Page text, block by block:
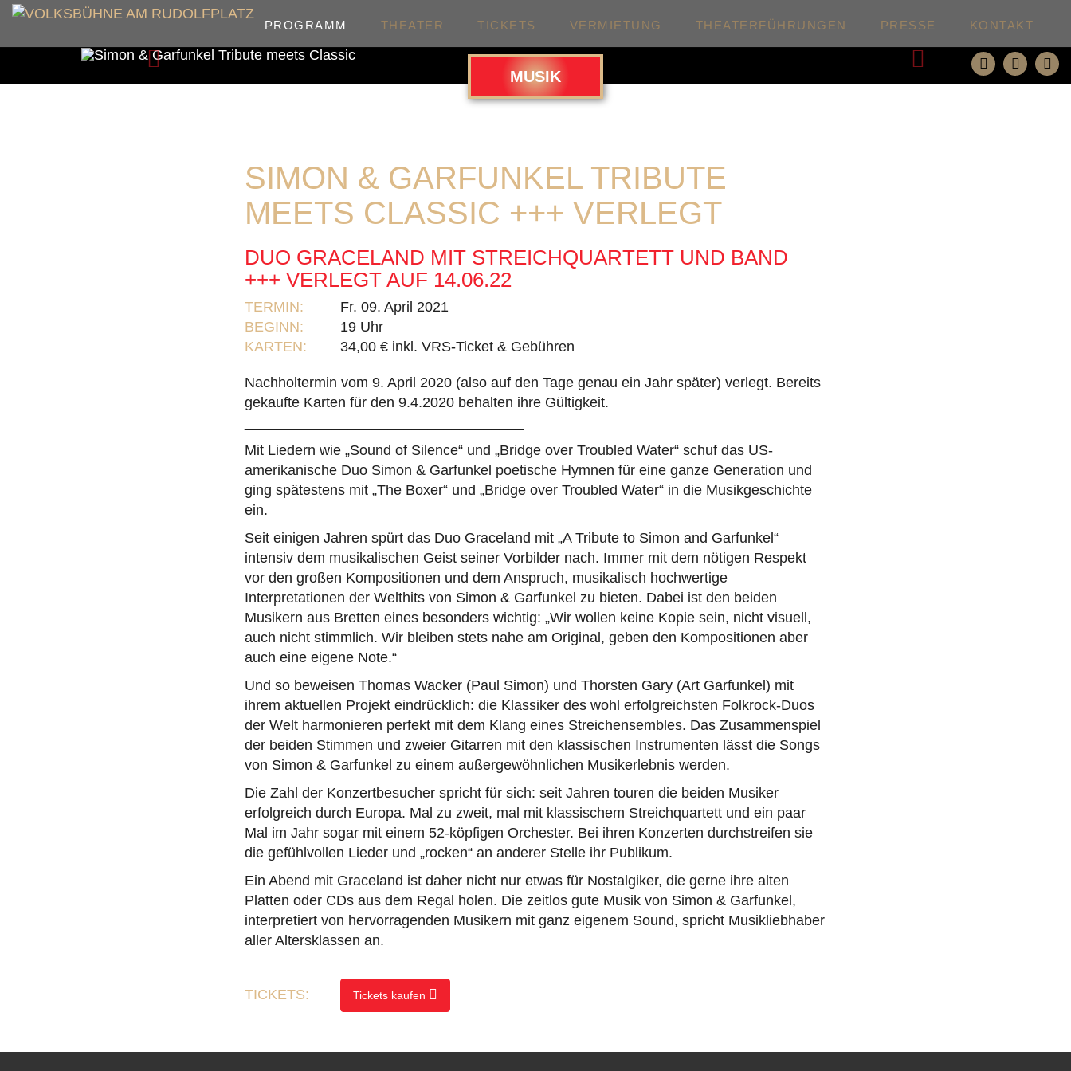
PROGRAMM THEATER TICKETS VERMIETUNG THEATERFÜHRUNGEN PRESSE KONTAKT
Zurück
MUSIK
SIMON & GARFUNKEL TRIBUTE
MEETS CLASSIC +++ VERLEGT
DUO GRACELAND MIT STREICHQUARTETT UND BAND
+++ VERLEGT AUF 14.06.22
TERMIN:
Fr. 09. April 2021
BEGINN:
19 Uhr
KARTEN:
34,00 € inkl. VRS-Ticket & Gebühren
Nachholtermin vom 9. April 2020 (also auf den Tage genau ein Jahr später) verlegt. Bereits
gekaufte Karten für den 9.4.2020 behalten ihre Gültigkeit.
Mit Liedern wie „Sound of Silence“ und „Bridge over Troubled Water“ schuf das US-
amerikanische Duo Simon & Garfunkel poetische Hymnen für eine ganze Generation und
ging spätestens mit „The Boxer“ und „Bridge over Troubled Water“ in die Musikgeschichte
ein.
Seit einigen Jahren spürt das Duo Graceland mit „A Tribute to Simon and Garfunkel“
intensiv dem musikalischen Geist seiner Vorbilder nach. Immer mit dem nötigen Respekt
vor den großen Kompositionen und dem Anspruch, musikalisch hochwertige
Interpretationen der Welthits von Simon & Garfunkel zu bieten. Dabei ist den beiden
Musikern aus Bretten eines besonders wichtig: „Wir wollen keine Kopie sein, nicht visuell,
auch nicht stimmlich. Wir bleiben stets nahe am Original, geben den Kompositionen aber
auch eine eigene Note.“
Und so beweisen Thomas Wacker (Paul Simon) und Thorsten Gary (Art Garfunkel) mit
ihrem aktuellen Projekt eindrücklich: die Klassiker des wohl erfolgreichsten Folkrock-Duos
der Welt harmonieren perfekt mit dem Klang eines Streichensembles. Das Zusammenspiel
der beiden Stimmen und zweier Gitarren mit den klassischen Instrumenten lässt die Songs
von Simon & Garfunkel zu einem außergewöhnlichen Musikerlebnis werden.
Die Zahl der Konzertbesucher spricht für sich: seit Jahren touren die beiden Musiker
erfolgreich durch Europa. Mal zu zweit, mal mit klassischem Streichquartett und ein paar
Mal im Jahr sogar mit einem 52-köpfigen Orchester. Bei ihren Konzerten durchstreifen sie
die gefühlvollen Lieder und „rocken“ an anderer Stelle ihr Publikum.
Ein Abend mit Graceland ist daher nicht nur etwas für Nostalgiker, die gerne ihre alten
Platten oder CDs aus dem Regal holen. Die zeitlos gute Musik von Simon & Garfunkel,
interpretiert von hervorragenden Musikern mit ganz eigenem Sound, spricht Musikliebhaber
aller Altersklassen an.
TICKETS: Tickets kaufen